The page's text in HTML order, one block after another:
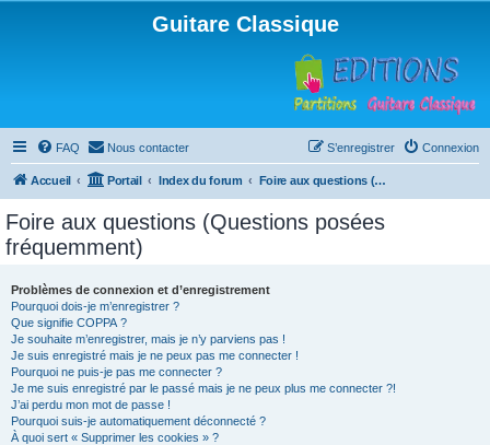
Guitare Classique
FAQ Nous contacter Connexion
S’enregistrer
Accueil Portail Index du forum Foire aux questions (Questions posées fréquemment)
Foire aux questions (Questions posées
fréquemment)
Problèmes de connexion et d’enregistrement
Pourquoi dois-je m’enregistrer ?
Que signifie COPPA ?
Je souhaite m’enregistrer, mais je n’y parviens pas !
Je suis enregistré mais je ne peux pas me connecter !
Pourquoi ne puis-je pas me connecter ?
Je me suis enregistré par le passé mais je ne peux plus me connecter ?!
J’ai perdu mon mot de passe !
Pourquoi suis-je automatiquement déconnecté ?
À quoi sert « Supprimer les cookies » ?